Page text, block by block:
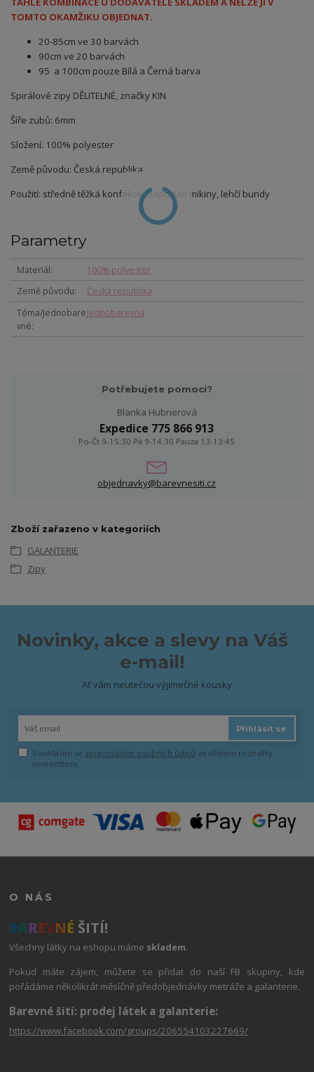
TOMTO OKAMŽIKU OBJEDNAT.
20-85cm ve 30 barvách
90cm ve 20 barvách
95 a 100cm pouze Bílá a Černá barva
Spirálové zipy DĚLITELNÉ, značky KIN
Šíře zubů: 6mm
Složení: 100% polyester
Země původu: Česká republika
Použití: středně těžká konfekce, například mikiny, lehčí bundy
Parametry
Materiál
100% polyester
Země původu
Česká republika
Téma/Jednobare
vné
Jednobarevná
Potřebujete pomoci?
Blanka Hubnerová
Expedice 775 866 913
Po-Čt 9-15:30 Pá 9-14:30 Pauza 13-13:45
objednavky@barevnesiti.cz
Zboží zařazeno v kategoriích
GALANTERIE
Zipy
Novinky, akce a slevy na Váš
e-mail!
Ať vám neutečou výjimečné kousky
Přihlásit se
Souhlasím se zpracováním osobních údajů za účelem rozesílky
newsletteru.
O NÁS
BAREVNÉ ŠITÍ!
Všechny látky na eshopu máme skladem.
Pokud máte zájem, můžete se přidat do naší FB skupiny, kde
pořádáme několikrát měsíčně předobjednávky metráže a galanterie.
Barevné šití: prodej látek a galanterie:
https://www.facebook.com/groups/206554103227669/